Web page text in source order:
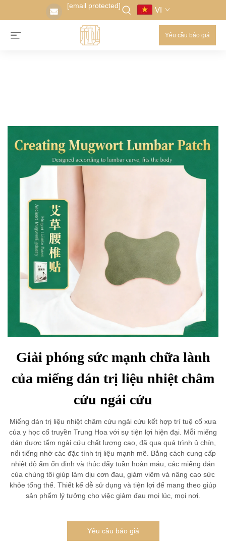
[email protected] VI
Yêu cầu báo giá
Giải phóng sức mạnh chữa lành
của miếng dán trị liệu nhiệt châm
cứu ngải cứu
Miếng dán trị liệu nhiệt châm cứu ngải cứu kết hợp trí tuệ cổ xưa
của y học cổ truyền Trung Hoa với sự tiện lợi hiện đại. Mỗi miếng
dán được tẩm ngải cứu chất lượng cao, đã qua quá trình ủ chín,
nổi tiếng nhờ các đặc tính trị liệu mạnh mẽ. Bằng cách cung cấp
nhiệt độ ấm ổn định và thúc đẩy tuần hoàn máu, các miếng dán
của chúng tôi giúp làm dịu cơn đau, giảm viêm và nâng cao sức
khỏe tổng thể. Thiết kế dễ sử dụng và tiện lợi để mang theo giúp
sản phẩm lý tưởng cho việc giảm đau mọi lúc, mọi nơi.
Yêu cầu báo giá